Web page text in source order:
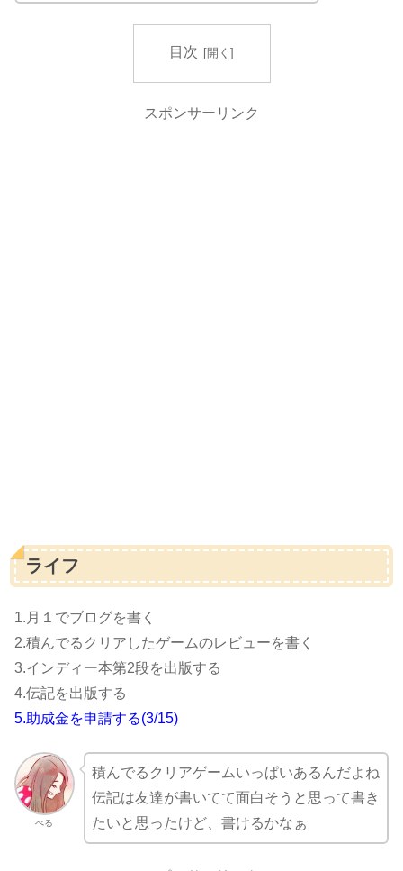
目次
スポンサーリンク
ライフ
1.月１でブログを書く
2.積んでるクリアしたゲームのレビューを書く
3.インディー本第2段を出版する
4.伝記を出版する
5.助成金を申請する(3/15)
べる
積んでるクリアゲームいっぱいあるんだよね
伝記は友達が書いてて面白そうと思って書き
たいと思ったけど、書けるかなぁ